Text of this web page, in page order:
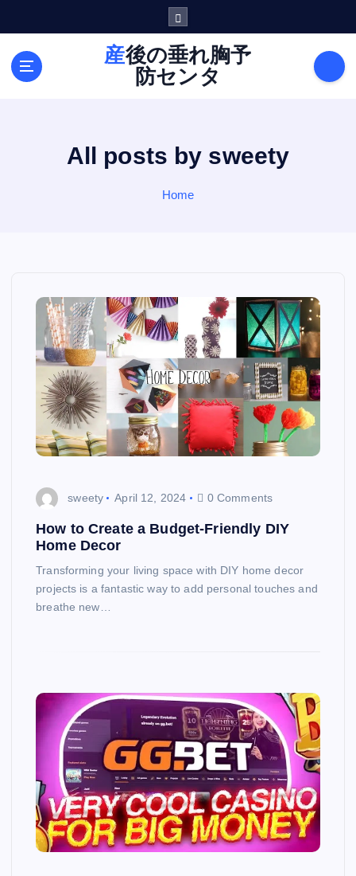
産後の垂れ胸予
防センタ
All posts by sweety
Home
sweety April 12, 2024 0 Comments
How to Create a Budget-Friendly DIY
Home Decor
Transforming your living space with DIY home decor
projects is a fantastic way to add personal touches and
breathe new…